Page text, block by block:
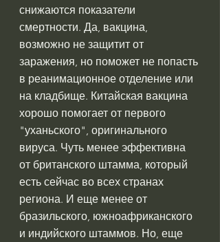
снижаются показатели
смертности. Да, вакцина,
возможно не защитит от
заражения, но поможет не попасть
в реанимационное отделение или
на кладбище. Китайская вакцина
хорошо помогает от первого
"уханьского", оригинального
вируса. Чуть менее эффективна
от британского штамма, который
есть сейчас во всех странах
региона. И еще менее от
бразильского, южноафриканского
и индийского штаммов. Но, еще